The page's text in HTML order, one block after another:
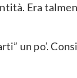
Era
un po’.